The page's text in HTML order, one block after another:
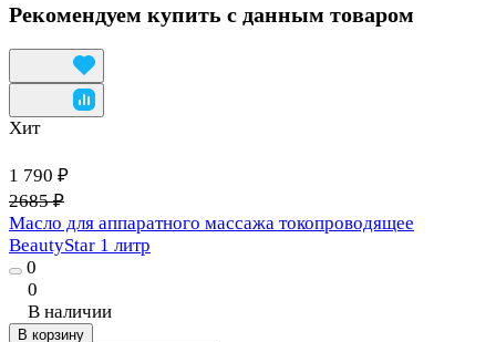
Рекомендуем купить с данным товаром
Хит
1 790 ₽
2685 ₽
Масло для аппаратного массажа токопроводящее
BeautyStar 1 литр
0
0
В наличии
В корзину